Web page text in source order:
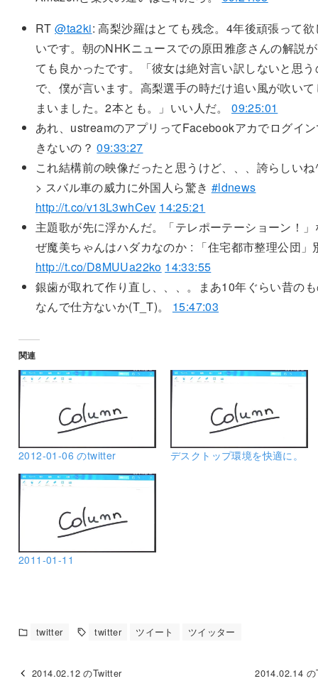
RT@ta2ki: 高梨沙羅はとても残念。4年後頑張って欲
いです。朝のNHKニュースでの原田雅彦さんの解説
ても良かったです。「彼女は絶対言い訳しないと思う
で、僕が言います。高梨選手の時だけ追い風が吹いて
まいました。2本とも。」いい人だ。09:25:01
あれ、ustreamのアプリってFacebookアカでログイ
きないの？09:33:27
これ結構前の映像だったと思うけど、、、誇らしい
> スバル車の威力に外国人ら驚き #ldnews
http://t.co/v13L3whCev 14:25:21
主題歌が先に浮かんだ。「テレポーテーショーン！」
ぜ魔美ちゃんはハダカなのか : 「住宅都市整理公団」
http://t.co/D8MUUa22ko 14:33:55
銀歯が取れて作り直し、、、。まあ10年ぐらい昔の
なんで仕方ないか(T_T)。 15:47:03
関連
2012-01-06 のtwitter デスクトップ環境を快適に。
2011-01-11
twitter twitter ツイート ツイッター
2014.02.12 のTwitter 2014.02.14